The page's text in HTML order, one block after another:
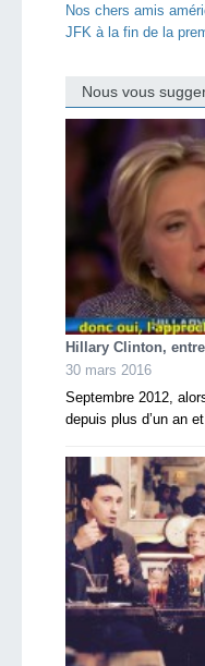
Nos chers amis
JFK à la fin de la
Nous vous
Hillary Clinton,
30 mars 2016
Septembre 2012,
depuis plus d’un an